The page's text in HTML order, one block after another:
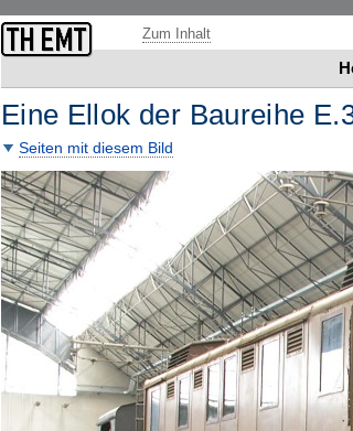
Zum Inhalt
Eine Ellok der Baureihe
Seiten mit diesem Bild